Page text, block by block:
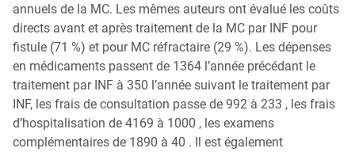
annuels de la MC. Les mêmes auteurs ont évalué les coûts
directs avant et après traitement de la MC par INF pour
fistule (71 %) et pour MC réfractaire (29 %). Les dépenses
en médicaments passent de 1364 l’année précédant le
traitement par INF à 350 l’année suivant le traitement par
INF, les frais de consultation passe de 992 à 233 , les frais
d’hospitalisation de 4169 à 1000 , les examens
complémentaires de 1890 à 40 . Il est également